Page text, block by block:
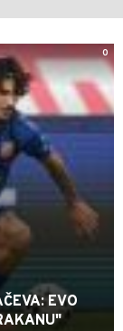
0
EVO